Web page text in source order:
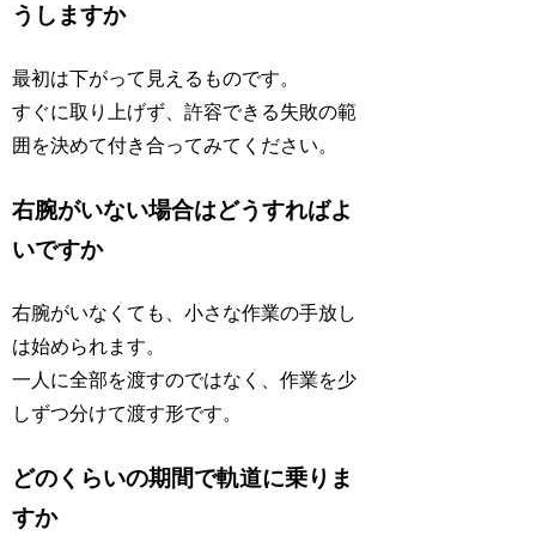
うしますか
最初は下がって見えるものです。
すぐに取り上げず、許容できる失敗の範
囲を決めて付き合ってみてください。
右腕がいない場合はどうすればよ
いですか
右腕がいなくても、小さな作業の手放し
は始められます。
一人に全部を渡すのではなく、作業を少
しずつ分けて渡す形です。
どのくらいの期間で軌道に乗りま
すか